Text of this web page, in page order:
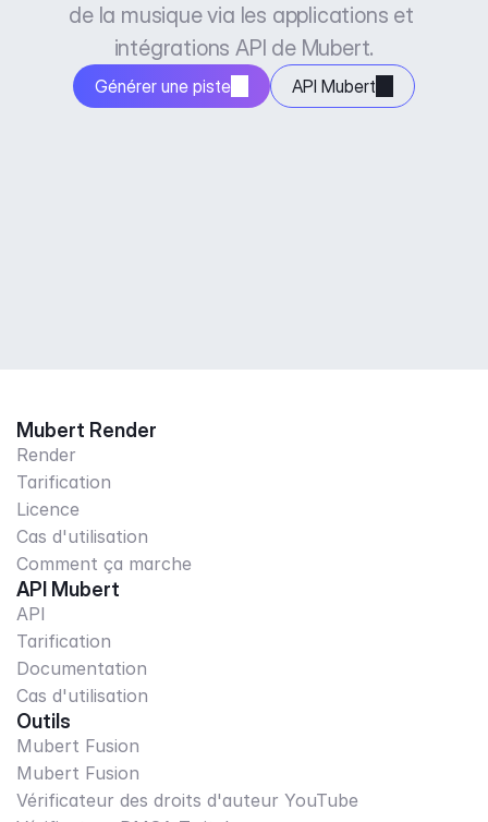
de la musique via les applications et
intégrations API de Mubert.
Générer une piste API Mubert
Mubert Render
Render
Tarification
Licence
Cas d'utilisation
Comment ça marche
API Mubert
API
Tarification
Documentation
Cas d'utilisation
Outils
Mubert Fusion
Mubert Fusion
Vérificateur des droits d'auteur YouTube